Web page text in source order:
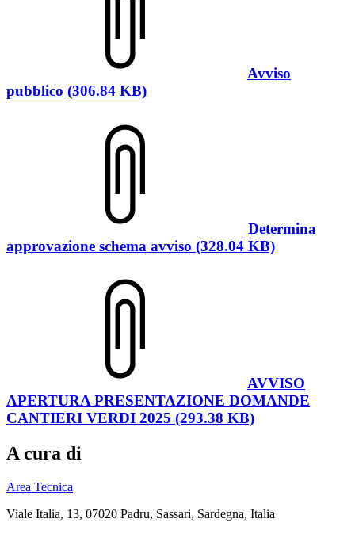
Avviso
pubblico (306.84 KB)
Determina
approvazione schema avviso (328.04 KB)
AVVISO
APERTURA PRESENTAZIONE DOMANDE
CANTIERI VERDI 2025 (293.38 KB)
A cura di
Area Tecnica
Viale Italia, 13, 07020 Padru, Sassari, Sardegna, Italia